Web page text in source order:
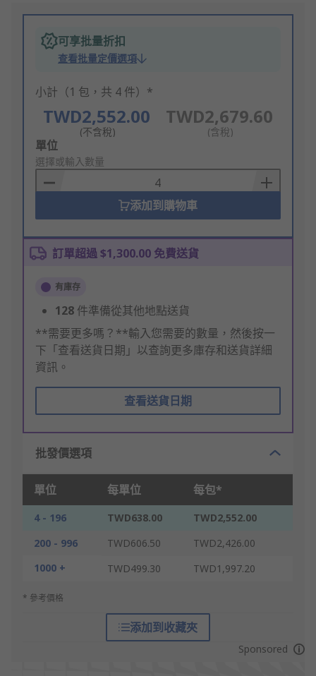
可享批量折扣
查看批量定價選項
小計（1 包，共 4 件）*
TWD2,552.00
(不含稅)
TWD2,679.60
(含稅)
Add
to
Basket
單位
選擇或輸入數量
添加到購物車
訂單超過 $1,300.00 免費送貨
有庫存
128 件準備從其他地點送貨
**需要更多嗎？**輸入您需要的數量，然後按一
下「查看送貨日期」以查詢更多庫存和送貨詳細
資訊。
查看送貨日期
批發價選項
單位 每單位 每包*
4 - 196 TWD638.00
TWD2,552.00
200 - 996
TWD606.50
TWD2,426.00
1000 +
TWD499.30 TWD1,997.20
* 參考價格
添加到收藏夾
Sponsored